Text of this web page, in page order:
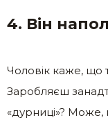
4. Він
Чоловік каже, що
Заробляєш
«дурниці»? Може,